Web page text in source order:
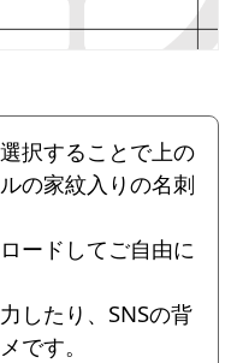
択することで上の
の家紋入りの名刺
ードしてご自由に
したり、SNSの背
です。